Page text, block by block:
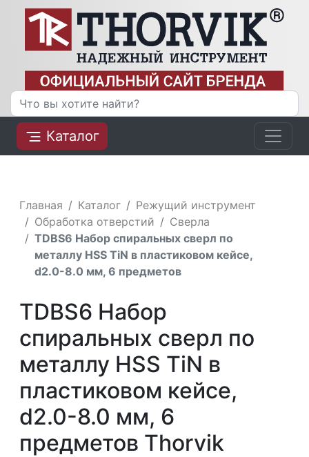
Каталог
Главная Каталог
Режущий инструмент
Обработка отверстий
Сверла
TDBS6 Набор спиральных сверл по
металлу HSS TiN в пластиковом кейсе,
d2.0-8.0 мм, 6 предметов
TDBS6 Набор
спиральных сверл по
металлу HSS TiN в
пластиковом кейсе,
d2.0-8.0 мм, 6
предметов Thorvik